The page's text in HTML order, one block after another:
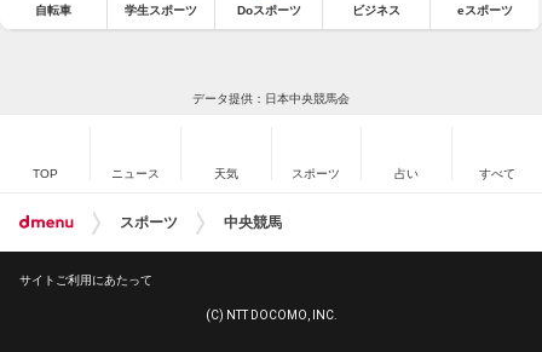
自転車 学生スポーツ Doスポーツ ビジネス eスポーツ
データ提供：日本中央競馬会
TOP ニュース 天気 スポーツ 占い すべて
スポーツ 中央競馬
サイトご利用にあたって
(C) NTT DOCOMO, INC.